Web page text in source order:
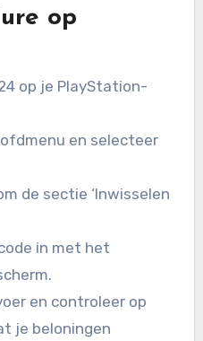
op
op je PlayStation-
en selecteer
de sectie ‘Inwisselen
in met het
en controleer op
je beloningen